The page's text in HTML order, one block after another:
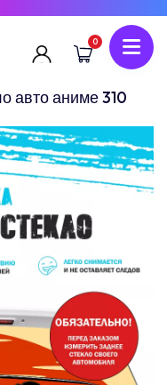
0
авто аниме 310